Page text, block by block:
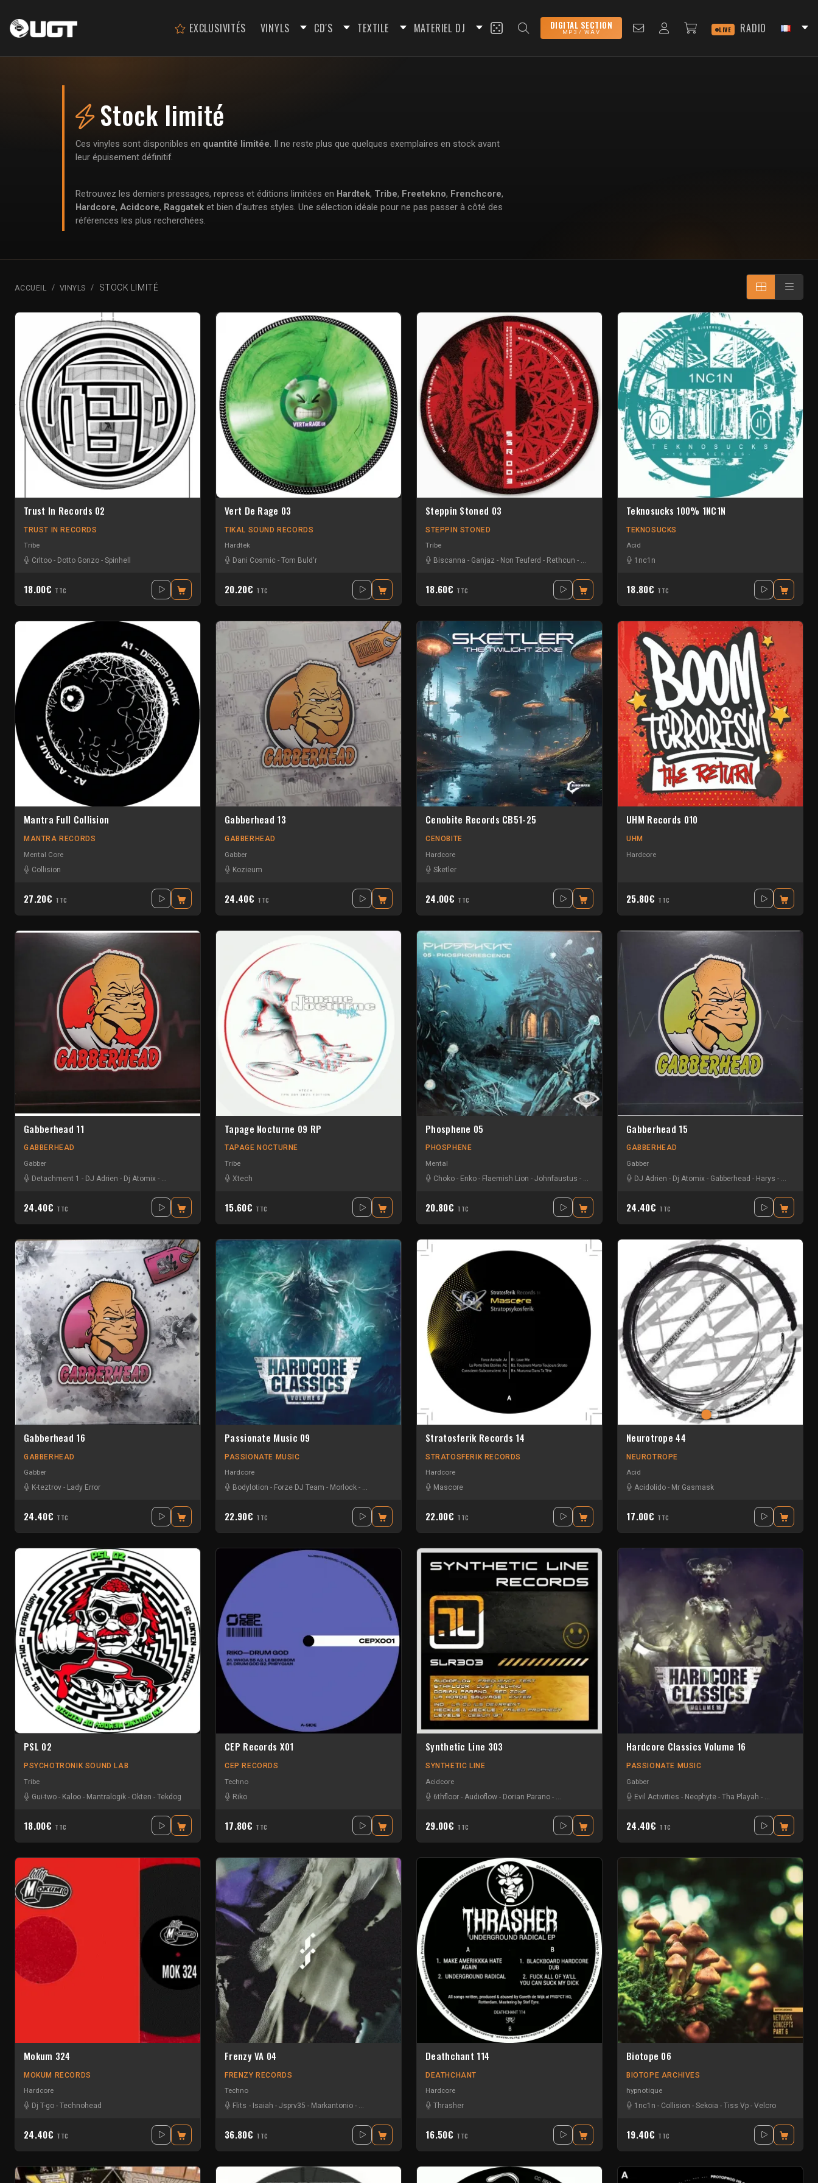
EXCLUSIVITÉS VINYLS CD'S TEXTILE MATERIEL DJ DIGITAL SECTION
MP3 / WAV LIVE RADIO
Stock limité
Ces vinyles sont disponibles en quantité limitée. Il ne reste plus que quelques exemplaires en stock avant
leur épuisement définitif.
Retrouvez les derniers pressages, repress et éditions limitées en Hardtek, Tribe, Freetekno, Frenchcore,
Hardcore,Acidcore, Raggatek et bien d'autres styles. Une sélection idéale pour ne pas passer à côté des
références les plus recherchées.
ACCUEIL VINYLS STOCK LIMITÉ
Trust In Records 02
TRUST IN RECORDS
Tribe
Crltoo - Dotto Gonzo - Spinhell
18.00€ TTC
Vert De Rage 03
TIKAL SOUND RECORDS
Hardtek
Dani Cosmic - Tom Buld'r
20.20€ TTC
Steppin Stoned 03
STEPPIN STONED
Tribe
Biscanna - Ganjaz - Non Teuferd - Rethcun - Synthetic Void
18.60€ TTC
Teknosucks 100% 1NC1N
TEKNOSUCKS
Acid
1nc1n
18.80€ TTC
Mantra Full Collision
MANTRA RECORDS
Mental Core
Collision
27.20€ TTC
Gabberhead 13
GABBERHEAD
Gabber
Kozieum
24.40€ TTC
Cenobite Records CB51-25
CENOBITE
Hardcore
Sketler
24.00€ TTC
UHM Records 010
UHM
Hardcore
25.80€ TTC
Gabberhead 11
GABBERHEAD
Gabber
Detachment 1 - DJ Adrien - Dj Atomix - Dj Portos Kozieum- Los Munanos
24.40€ TTC
Tapage Nocturne 09 RP
TAPAGE NOCTURNE
Tribe
Xtech
15.60€ TTC
Phosphene 05
PHOSPHENE
Mental
Choko - Enko - Flaemish Lion - Johnfaustus - Lilas Dupont
20.80€ TTC
Gabberhead 15
GABBERHEAD
Gabber
DJ Adrien - Dj Atomix - Gabberhead - Harys - Kozieum
24.40€ TTC
Gabberhead 16
GABBERHEAD
Gabber
K-teztrov - Lady Error
24.40€ TTC
Passionate Music 09
PASSIONATE MUSIC
Hardcore
Bodylotion - Forze DJ Team - Morlock - Neophyte Stunned Guys
22.90€ TTC
Stratosferik Records 14
STRATOSFERIK RECORDS
Hardcore
Mascore
22.00€ TTC
Neurotrope 44
NEUROTROPE
Acid
Acidolido - Mr Gasmask
17.00€ TTC
PSL 02
PSYCHOTRONIK SOUND LAB
Tribe
Gui-two - Kaloo - Mantralogik - Okten - Tekdog
18.00€ TTC
CEP Records X01
CEP RECORDS
Techno
Riko
17.80€ TTC
Synthetic Line 303
SYNTHETIC LINE
Acidcore
6thfloor - Audioflow - Dorian Parano - I.n.d.-La Horsauvage-Level5
29.00€ TTC
Hardcore Classics Volume 16
PASSIONATE MUSIC
Gabber
Evil Activities - Neophyte - Tha Playah -
24.40€ TTC
Mokum 324
MOKUM RECORDS
Hardcore
Dj T-go - Technohead
24.40€ TTC
Frenzy VA 04
FRENZY RECORDS
Techno
Flits - Isaiah - Jsprv35 - Markantonio - Mees Javois Mike Dextro- Non-cyclic Vinicius Honorio-William Arist
36.80€ TTC
Deathchant 114
DEATHCHANT
Hardcore
Thrasher
16.50€ TTC
Biotope 06
BIOTOPE ARCHIVES
hypnotique
1nc1n - Collision - Sekoia - Tiss Vp - Velcro
19.40€ TTC